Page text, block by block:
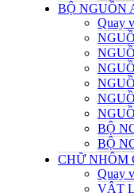
BỘ NGUỒN
Quay
BỘ
BỘ
CHỮ NHÔM
Quay
VẬT